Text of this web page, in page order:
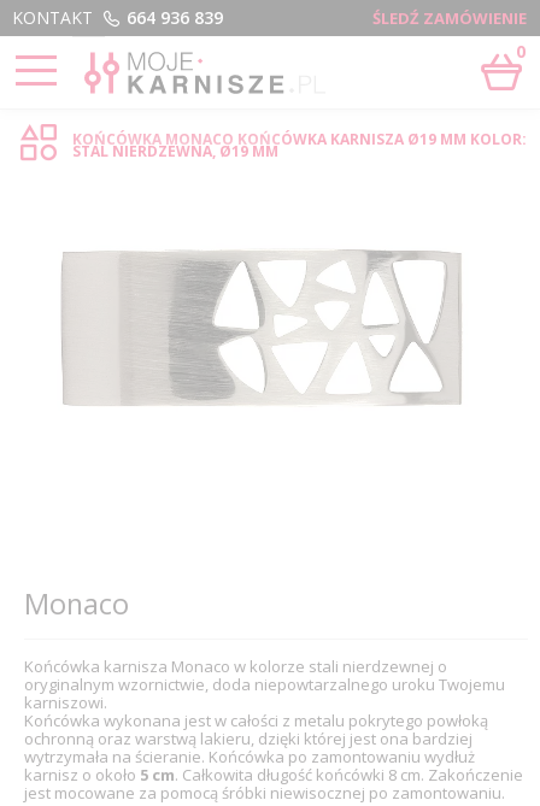
Menu
KONTAKT ŚLEDŹ ZAMÓWIENIE
664 936 839
0
STRONA GŁÓWNA › MONACO - SKLEP INTERNETOWY
KOŃCÓWKA MONACO KOŃCÓWKA KARNISZA Ø19 MM KOLOR:
STAL NIERDZEWNA, Ø19 MM
Monaco
Końcówka karnisza Monaco w kolorze stali nierdzewnej o
oryginalnym wzornictwie, doda niepowtarzalnego uroku Twojemu
karniszowi.
Końcówka wykonana jest w całości z metalu pokrytego powłoką
ochronną oraz warstwą lakieru, dzięki której jest ona bardziej
wytrzymała na ścieranie. Końcówka po zamontowaniu wydłuż
karnisz o około 5 cm. Całkowita długość końcówki 8 cm. Zakończenie
jest mocowane za pomocą śróbki niewisocznej po zamontowaniu.